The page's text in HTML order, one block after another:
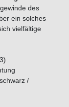
des
ein solches
vielfältige
/